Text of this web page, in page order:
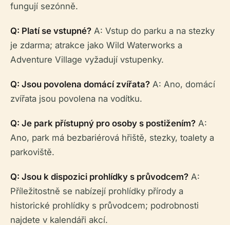
fungují sezónně.
Q: Platí se vstupné? A: Vstup do parku a na stezky
je zdarma; atrakce jako Wild Waterworks a
Adventure Village vyžadují vstupenky.
Q: Jsou povolena domácí zvířata? A: Ano, domácí
zvířata jsou povolena na vodítku.
Q: Je park přístupný pro osoby s postižením? A:
Ano, park má bezbariérová hřiště, stezky, toalety a
parkoviště.
Q: Jsou k dispozici prohlídky s průvodcem? A:
Příležitostně se nabízejí prohlídky přírody a
historické prohlídky s průvodcem; podrobnosti
najdete v kalendáři akcí.